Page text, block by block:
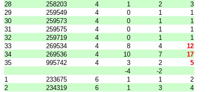
28
258203 4 1 2
3
29
259549 4 0 1
1
30
259573 4 0 1
1
31
259575 4 0 1
1
32
259719 4 0 1
1
33
269534 4 8 4
12
34
269536 4 10 7
17
35
995742 4 3 2
5
-4
-2
1
233675 6 1 1
2
2
234319 6 1 3
4